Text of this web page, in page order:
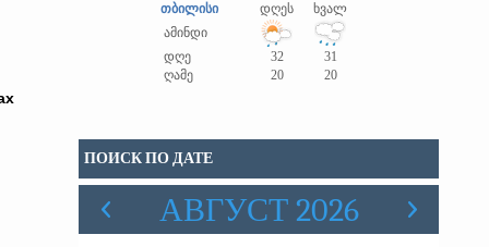
თბილისი დღეს
ხვალ
ამინდი
დღე
32
31
ღამე
20 20
ПОИСК ПО ДАТЕ
АВГУСТ 2026